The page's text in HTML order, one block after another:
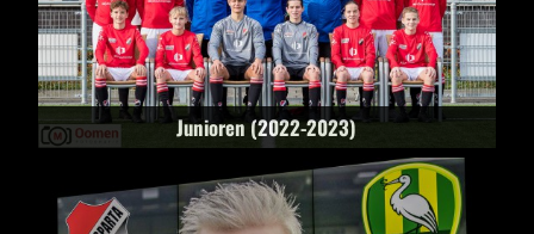
Junioren (2022-2023)